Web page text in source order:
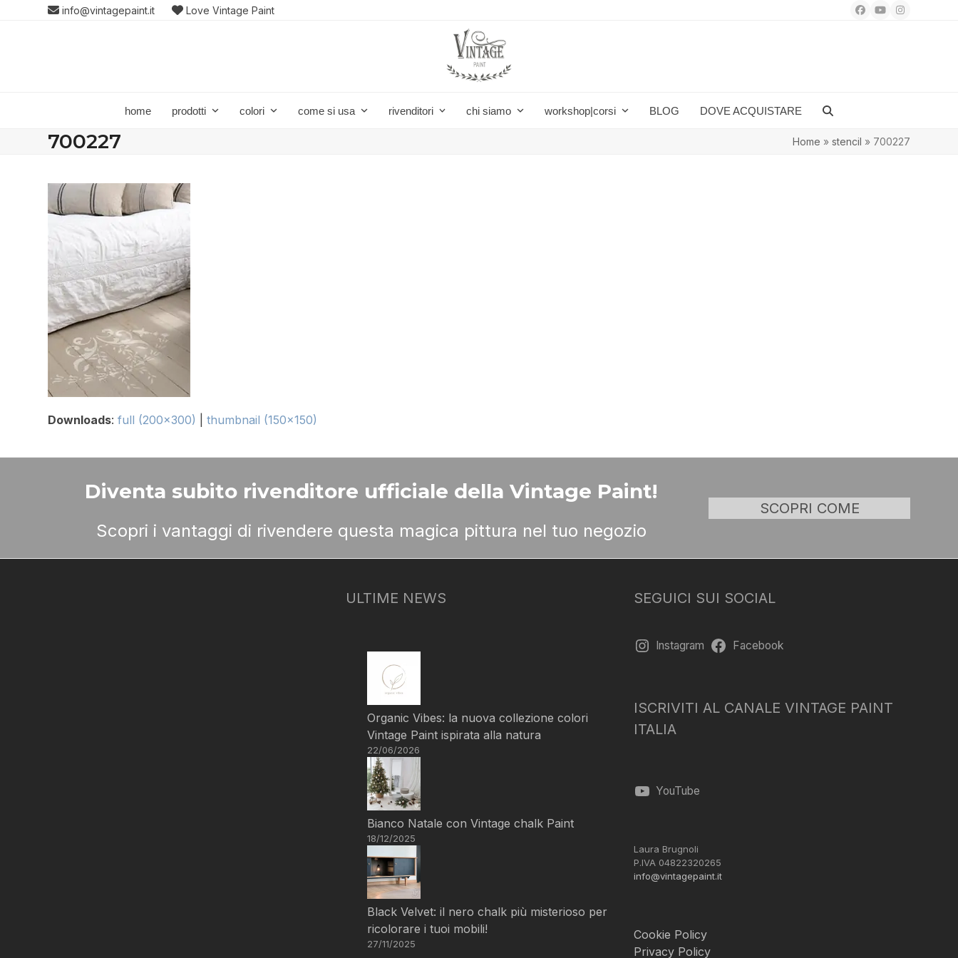
info@vintagepaint.it Love Vintage Paint Facebook
YouTubeInstagram
home prodotti colori come si usa rivenditori chi siamo workshop|corsi BLOG DOVE ACQUISTARE
700227 Home » stencil » 700227
Downloads:full (200x300) |thumbnail (150x150)
Diventa subito rivenditore ufficiale della Vintage Paint!
Scopri i vantaggi di rivendere questa magica pittura nel tuo negozio
SCOPRI COME
ULTIME NEWS
Organic Vibes: la nuova collezione colori
Vintage Paint ispirata alla natura
22/06/2026
Bianco Natale con Vintage chalk Paint
18/12/2025
Black Velvet: il nero chalk più misterioso per
ricolorare i tuoi mobili!
27/11/2025
SEGUICI SUI SOCIAL
Instagram Facebook
ISCRIVITI AL CANALE VINTAGE PAINT
ITALIA
YouTube
Laura Brugnoli
P.IVA 04822320265
info@vintagepaint.it
Cookie Policy
Privacy Policy